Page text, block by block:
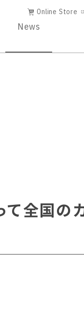
News
Online Store
て全国の